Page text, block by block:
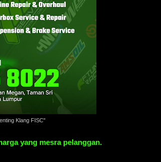
Klang FISC"
yang mesra pelanggan.